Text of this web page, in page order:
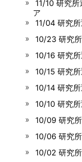
11/10 研究
ア
11/04 研究
10/23 研究
10/16 研究
10/15 研究
10/14 研究
10/10 研究
10/09 研究
10/06 研究
10/02 研究